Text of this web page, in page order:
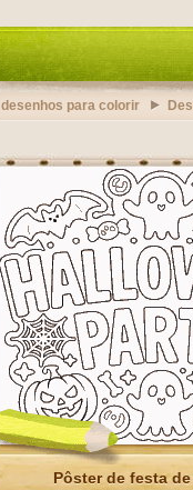
desenhos para colorir
Pôster de festa